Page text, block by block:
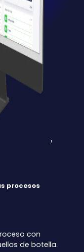
procesos
con
de botella.